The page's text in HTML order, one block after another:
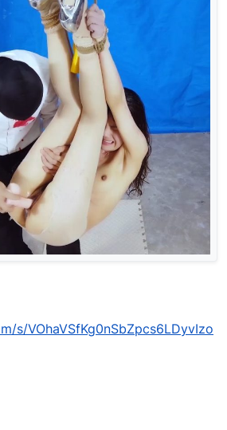
s/VOhaVSfKg0nSbZpcs6LDyvIzo